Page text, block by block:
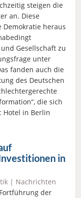
steigen die
an. Diese
heraus
Gesellschaft zu
unter
fanden auch die
des Deutschen
die sich
Hotel in Berlin
in
| Nachrichten
der